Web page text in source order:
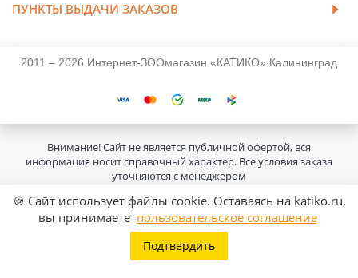
ПУНКТЫ ВЫДАЧИ ЗАКАЗОВ
2011 – 2026 Интернет-ЗООмагазин «КАТИКО» Калининград
🍪 Сайт использует файлы cookie. Оставаясь на katiko.ru,
вы принимаете пользовательское соглашение
Подтвердить
Внимание! Сайт не является публичной офертой, вся
информация носит справочный характер. Все условия заказа
уточняются с менеджером